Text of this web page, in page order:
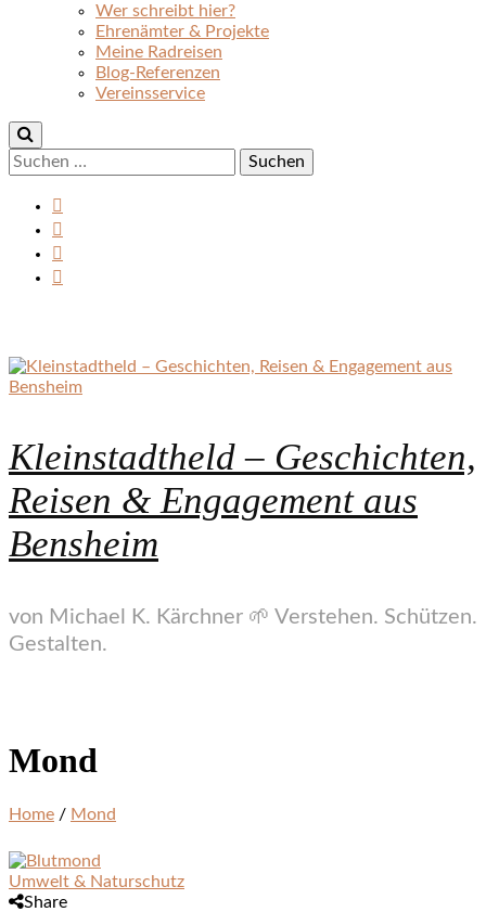
Wer schreibt hier?
Ehrenämter & Projekte
Meine Radreisen
Blog-Referenzen
Vereinsservice
Suchen
nach:
Kleinstadtheld – Geschichten,
Reisen & Engagement aus
Bensheim
von Michael K. Kärchner 🌱 Verstehen. Schützen.
Gestalten.
Mond
Home / Mond
Umwelt & Naturschutz
Share